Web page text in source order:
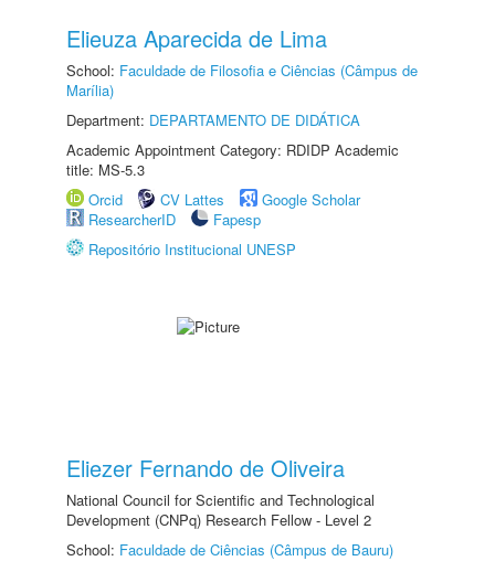
Elieuza Aparecida de Lima
School: Faculdade de Filosofia e Ciências (Câmpus de
Marília)
Department: DEPARTAMENTO DE DIDÁTICA
Academic Appointment Category: RDIDP Academic
title: MS-5.3
Orcid
CV Lattes
Google Scholar
ResearcherID
Fapesp
Repositório Institucional UNESP
Eliezer Fernando de Oliveira
National Council for Scientific and Technological
Development (CNPq) Research Fellow - Level 2
School: Faculdade de Ciências (Câmpus de Bauru)